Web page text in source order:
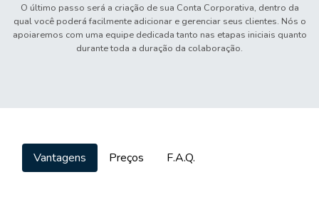
O último passo será a criação de sua Conta Corporativa, dentro da
qual você poderá facilmente adicionar e gerenciar seus clientes. Nós o
apoiaremos com uma equipe dedicada tanto nas etapas iniciais quanto
durante toda a duração da colaboração.
Vantagens Preços F.A.Q.